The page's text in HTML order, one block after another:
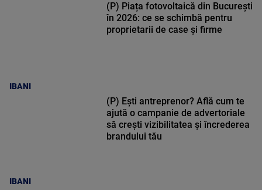
IBANI
(P) Piața fotovoltaică din București
în 2026: ce se schimbă pentru
proprietarii de case și firme
IBANI
(P) Ești antreprenor? Află cum te
ajută o campanie de advertoriale
să crești vizibilitatea și încrederea
brandului tău